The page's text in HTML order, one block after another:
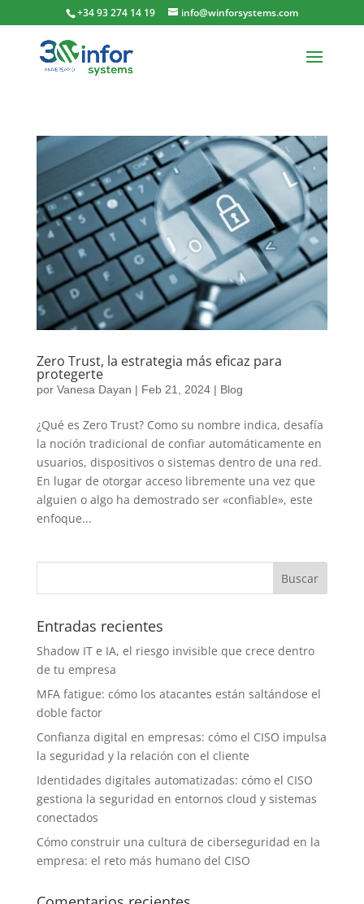
+34 93 274 14 19 info@winforsystems.com
Zero Trust, la estrategia más eficaz para
protegerte
por Vanesa Dayan | Feb 21, 2024| Blog
¿Qué es Zero Trust? Como su nombre indica, desafía
la noción tradicional de confiar automáticamente en
usuarios, dispositivos o sistemas dentro de una red.
En lugar de otorgar acceso libremente una vez que
alguien o algo ha demostrado ser «confiable», este
enfoque...
Entradas recientes
Shadow IT e IA, el riesgo invisible que crece dentro
de tu empresa
MFA fatigue: cómo los atacantes están saltándose el
doble factor
Confianza digital en empresas: cómo el CISO impulsa
la seguridad y la relación con el cliente
Identidades digitales automatizadas: cómo el CISO
gestiona la seguridad en entornos cloud y sistemas
conectados
Cómo construir una cultura de ciberseguridad en la
empresa: el reto más humano del CISO